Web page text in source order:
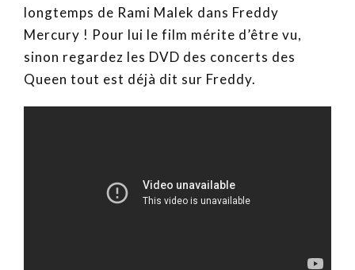
longtemps de Rami Malek dans Freddy
Mercury ! Pour lui le film mérite d’être vu,
sinon regardez les DVD des concerts des
Queen tout est déjà dit sur Freddy.